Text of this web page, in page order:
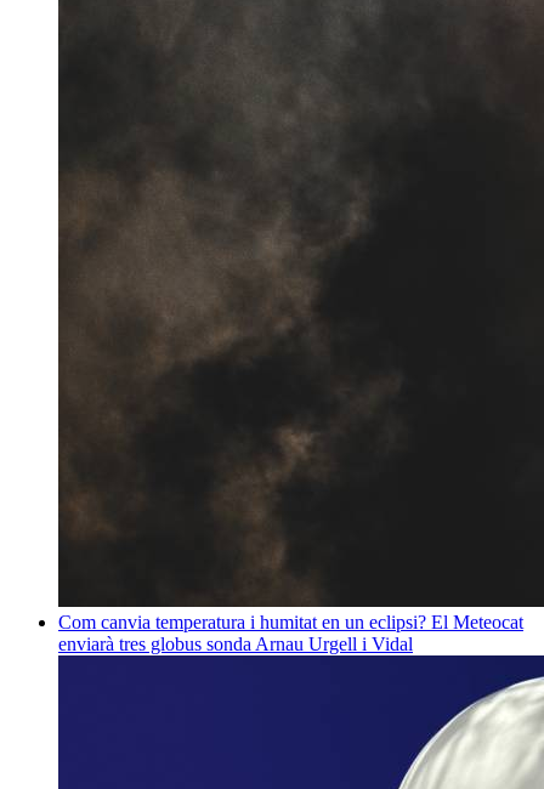
Com canvia temperatura i humitat en un eclipsi? El Meteocat
enviarà tres globus sonda Arnau Urgell i Vidal